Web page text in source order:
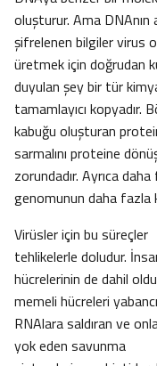
oluşturur. Ama DNAnın
şifrelenen bilgiler virus
üretmek için doğrudan
duyulan şey bir tür
tamamlayıcı
kabuğu oluşturan
sarmalını proteine
zorundadır. Ayrıca
genomunun daha fazla
Virüsler için bu süreçler
tehlikelerle doludur.
hücrelerinin de dahil
memeli hücreleri yabancı
RNAlara saldıran ve
yok eden savunma